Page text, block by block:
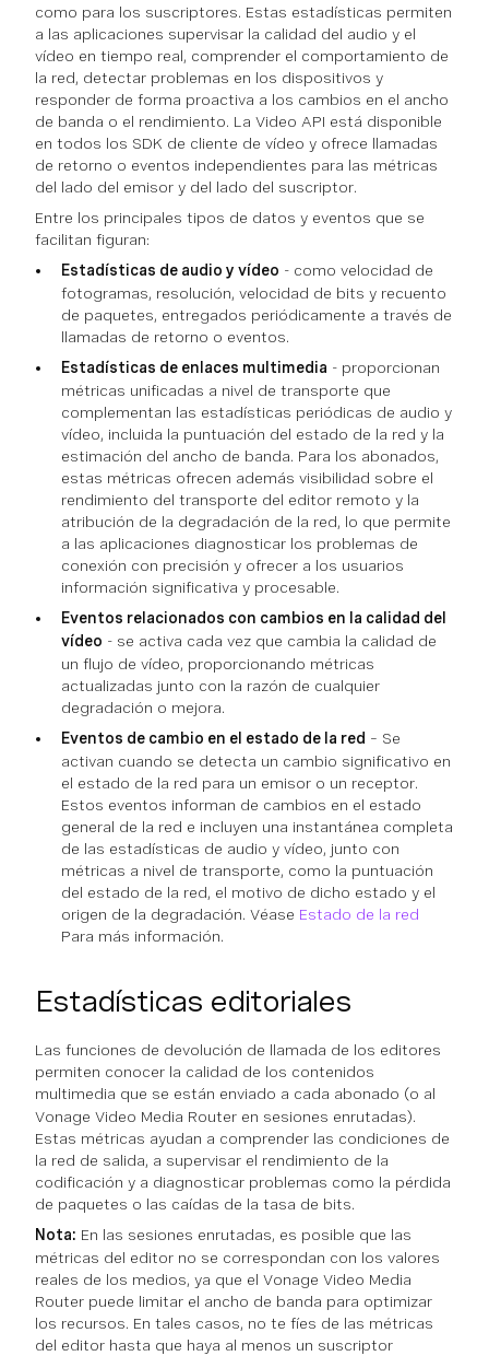
como para los suscriptores. Estas estadísticas permiten
a las aplicaciones supervisar la calidad del audio y el
vídeo en tiempo real, comprender el comportamiento de
la red, detectar problemas en los dispositivos y
responder de forma proactiva a los cambios en el ancho
de banda o el rendimiento. La Video API está disponible
en todos los SDK de cliente de vídeo y ofrece llamadas
de retorno o eventos independientes para las métricas
del lado del emisor y del lado del suscriptor.
Entre los principales tipos de datos y eventos que se
facilitan figuran:
Estadísticas de audio y vídeo - como velocidad de
fotogramas, resolución, velocidad de bits y recuento
de paquetes, entregados periódicamente a través de
llamadas de retorno o eventos.
Estadísticas de enlaces multimedia - proporcionan
métricas unificadas a nivel de transporte que
complementan las estadísticas periódicas de audio y
vídeo, incluida la puntuación del estado de la red y la
estimación del ancho de banda. Para los abonados,
estas métricas ofrecen además visibilidad sobre el
rendimiento del transporte del editor remoto y la
atribución de la degradación de la red, lo que permite
a las aplicaciones diagnosticar los problemas de
conexión con precisión y ofrecer a los usuarios
información significativa y procesable.
Eventos relacionados con cambios en la calidad del
vídeo - se activa cada vez que cambia la calidad de
un flujo de vídeo, proporcionando métricas
actualizadas junto con la razón de cualquier
degradación o mejora.
Eventos de cambio en el estado de la red – Se
activan cuando se detecta un cambio significativo en
el estado de la red para un emisor o un receptor.
Estos eventos informan de cambios en el estado
general de la red e incluyen una instantánea completa
de las estadísticas de audio y vídeo, junto con
métricas a nivel de transporte, como la puntuación
del estado de la red, el motivo de dicho estado y el
origen de la degradación. Véase Estado de la red
Para más información.
Estadísticas editoriales
Las funciones de devolución de llamada de los editores
permiten conocer la calidad de los contenidos
multimedia que se están enviado a cada abonado (o al
Vonage Video Media Router en sesiones enrutadas).
Estas métricas ayudan a comprender las condiciones de
la red de salida, a supervisar el rendimiento de la
codificación y a diagnosticar problemas como la pérdida
de paquetes o las caídas de la tasa de bits.
Nota: En las sesiones enrutadas, es posible que las
métricas del editor no se correspondan con los valores
reales de los medios, ya que el Vonage Video Media
Router puede limitar el ancho de banda para optimizar
los recursos. En tales casos, no te fíes de las métricas
del editor hasta que haya al menos un suscriptor